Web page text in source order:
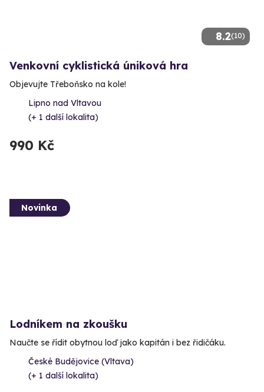
8.2(10)
Venkovní cyklistická úniková hra
Objevujte Třeboňsko na kole!
Lipno nad Vltavou
(+ 1 další lokalita)
990 Kč
Novinka
Lodníkem na zkoušku
Naučte se řídit obytnou loď jako kapitán i bez řidičáku.
České Budějovice (Vltava)
(+ 1 další lokalita)